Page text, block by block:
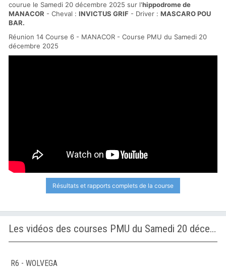
courue le Samedi 20 décembre 2025 sur l'hippodrome de
MANACOR - Cheval : INVICTUS GRIF - Driver : MASCARO POU
BAR.
Réunion 14 Course 6 - MANACOR - Course PMU du Samedi 20
décembre 2025
Résultats et rapports complets de la course
Les vidéos des courses PMU du Samedi 20 décembre 2025
R6 - WOLVEGA